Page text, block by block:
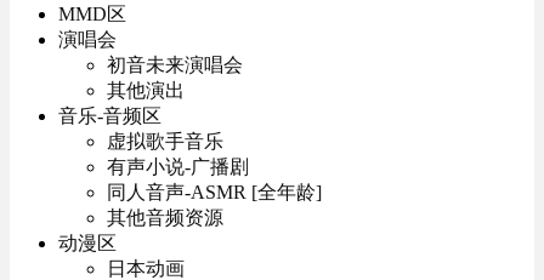
MMD区
演唱会
初音未来演唱会
其他演出
音乐-音频区
虚拟歌手音乐
有声小说-广播剧
同人音声-ASMR [全年龄]
其他音频资源
动漫区
日本动画